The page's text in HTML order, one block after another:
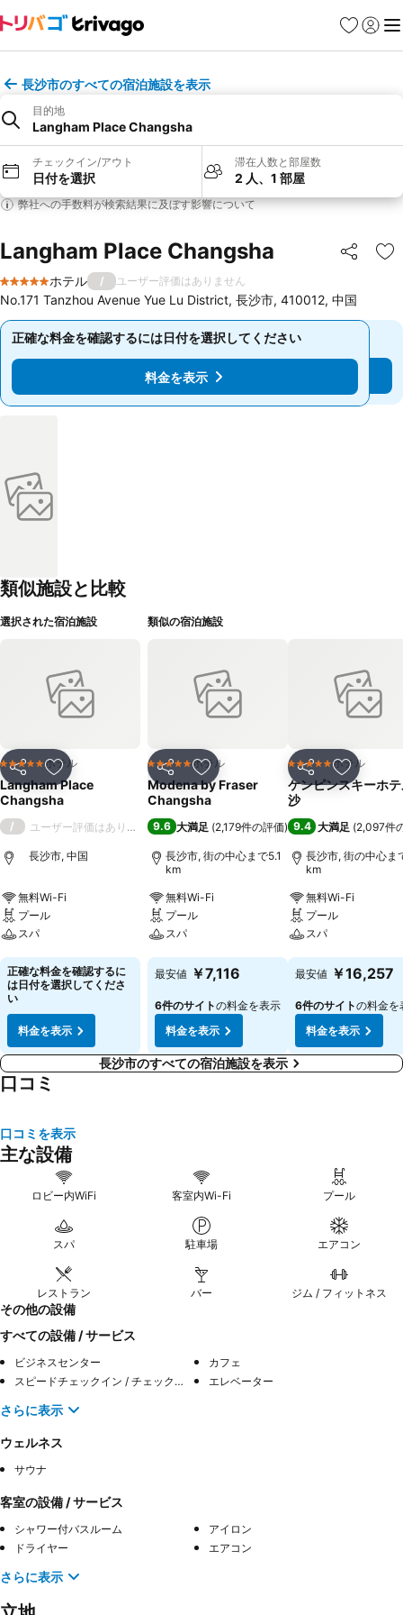
お気に入り
ログイ
メ
長沙市のすべての宿泊施設を表示
目的地
Langham Place Changsha
チェックイン/アウト
日付を選択
滞在人数と部屋数
2 人、1 部屋
弊社への手数料が検索結果に及ぼす影響について
Langham Place Changsha シェア
お
5 ホテルのランク
ホテル / ユーザー評価はありません
No.171 Tanzhou Avenue Yue Lu District, 長沙市, 410012, 中国
正確な料金を確認するには日付を選択してください
料金を表示
正確な料金を確認するには日付を選択してください
料金を表示
類似施設と比較
選択された宿泊施設
シェア お気に入りに追加
5 ホテルのランク
ホテル
Langham Place
Changsha
/ ユーザー評価はありません
長沙市, 中国
無料Wi-Fi
プール
スパ
料金を表示
正確な料金を確認するに
は日付を選択してくださ
い
料金を表示
類似の宿泊施設
シェア お気に入りに追加
5 ホテルのランク
ホテル
Modena by Fraser
Changsha
9.6 大満足 (2,179件の評価)
長沙市, 街の中心まで5.1
km
無料Wi-Fi
プール
スパ
料金を表示
最安値 ￥7,116
6件のサイトの料金を表示
料金を表示
シェア お気に入
5 ホテルのランク
ホテル
ケンピンスキーホ
沙
9.4 大満足 (2,097件
長沙市, 街の中心ま
km
無料Wi-Fi
プール
スパ
料金を表示
最安値 ￥16,257
6件のサイトの料金を
料金を表示
長沙市のすべての宿泊施設を表示
口コミ
口コミを表示
主な設備
ロビー内WiFi 客室内Wi-Fi プール
スパ 駐車場 エアコン
レストラン バー ジム / フィットネス
その他の設備
すべての設備 / サービス
ビジネスセンター
カフェ
スピードチェックイン / チェックアウト
エレベーター
さらに表示
ウェルネス
サウナ
客室の設備 / サービス
シャワー付バスルーム
アイロン
ドライヤー
エアコン
さらに表示